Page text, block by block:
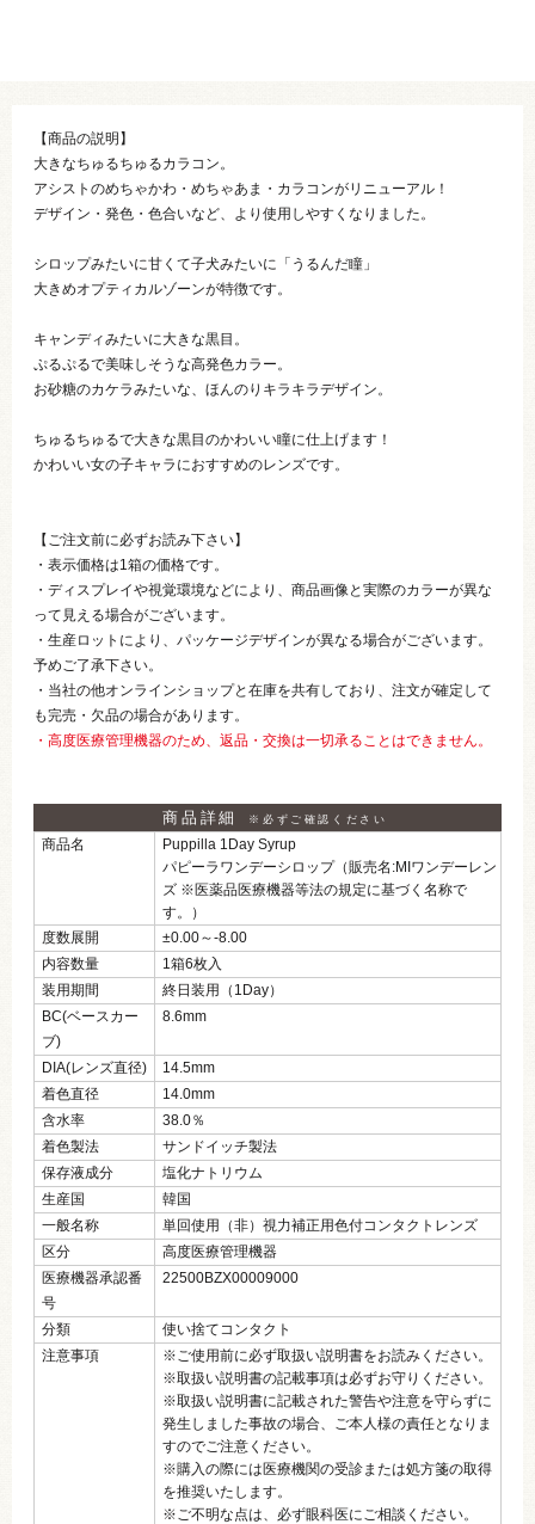
【商品の説明】
大きなちゅるちゅるカラコン。
アシストのめちゃかわ・めちゃあま・カラコンがリニューアル！
デザイン・発色・色合いなど、より使用しやすくなりました。
シロップみたいに甘くて子犬みたいに「うるんだ瞳」
大きめオプティカルゾーンが特徴です。
キャンディみたいに大きな黒目。
ぷるぷるで美味しそうな高発色カラー。
お砂糖のカケラみたいな、ほんのりキラキラデザイン。
ちゅるちゅるで大きな黒目のかわいい瞳に仕上げます！
かわいい女の子キャラにおすすめのレンズです。
【ご注文前に必ずお読み下さい】
・表示価格は1箱の価格です。
・ディスプレイや視覚環境などにより、商品画像と実際のカラーが異な
って見える場合がございます。
・生産ロットにより、パッケージデザインが異なる場合がございます。
予めご了承下さい。
・当社の他オンラインショップと在庫を共有しており、注文が確定して
も完売・欠品の場合があります。
・高度医療管理機器のため、返品・交換は一切承ることはできません。
商品詳細 ※必ずご確認ください
商品名
Puppilla 1Day Syrup
パピーラワンデーシロップ（販売名:MIワンデーレン
ズ ※医薬品医療機器等法の規定に基づく名称で
す。）
度数展開
±0.00～‐8.00
内容数量
1箱6枚入
装用期間
終日装用（1Day）
BC(ベースカー
ブ)
8.6mm
DIA(レンズ直径)
14.5mm
着色直径
14.0mm
含水率
38.0％
着色製法
サンドイッチ製法
保存液成分
塩化ナトリウム
生産国
韓国
一般名称
単回使用（非）視力補正用色付コンタクトレンズ
区分
高度医療管理機器
医療機器承認番
号
22500BZX00009000
分類
使い捨てコンタクト
注意事項
※ご使用前に必ず取扱い説明書をお読みください。
※取扱い説明書の記載事項は必ずお守りください。
※取扱い説明書に記載された警告や注意を守らずに
発生しました事故の場合、ご本人様の責任となりま
すのでご注意ください。
※購入の際には医療機関の受診または処方箋の取得
を推奨いたします。
※ご不明な点は、必ず眼科医にご相談ください。